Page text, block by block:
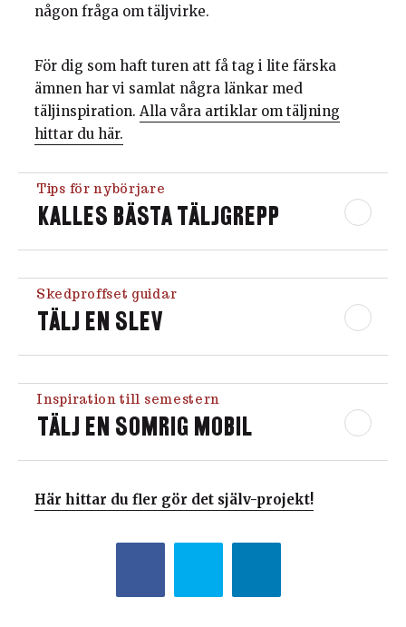
någon fråga om täljvirke.
För dig som haft turen att få tag i lite färska
ämnen har vi samlat några länkar med
täljinspiration. Alla våra artiklar om täljning
hittar du här.
Tips för nybörjare
KALLES BÄSTA TÄLJGREPP
Skedproffset guidar
TÄLJ EN SLEV
Inspiration till semestern
TÄLJ EN SOMRIG MOBIL
Här hittar du fler gör det själv-projekt!